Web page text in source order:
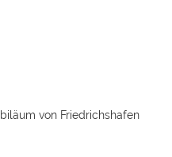
von Friedrichshafen